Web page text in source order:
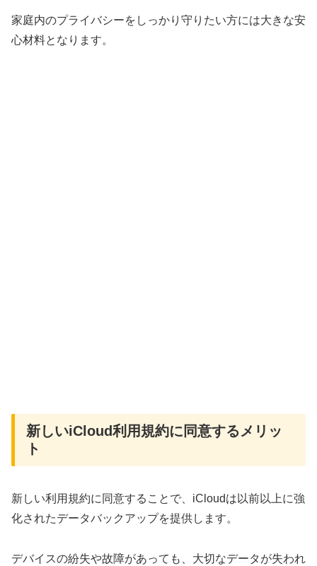
家庭内のプライバシーをしっかり守りたい方には大きな安
心材料となります。
新しいiCloud利用規約に同意するメリッ
ト
新しい利用規約に同意することで、iCloudは以前以上に強
化されたデータバックアップを提供します。
デバイスの紛失や故障があっても、大切なデータが失われ